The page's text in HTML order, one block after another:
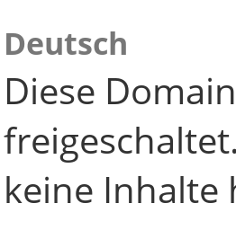
Deutsch
Diese
keine Inhalte